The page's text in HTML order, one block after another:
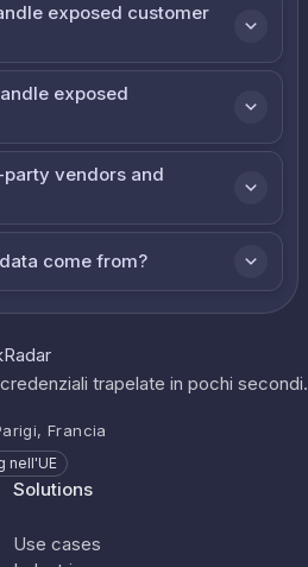
exposed customer
exposed
vendors and
come from?
trapelate in pochi secondi.
Francia
nell'UE
Solutions
Use cases